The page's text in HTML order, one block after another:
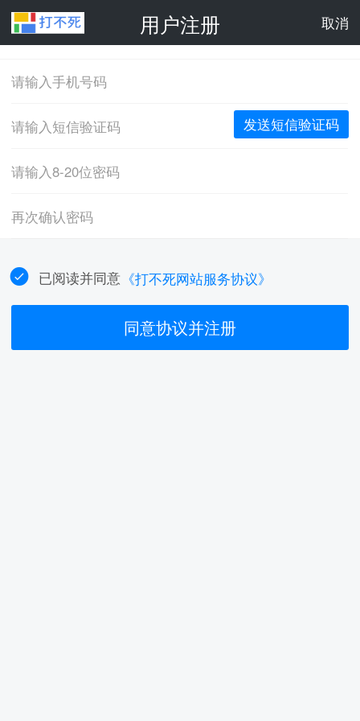
取消
用户注册
发送短信验证码
已阅读并同意 《打不死网站服务协议》
同意协议并注册